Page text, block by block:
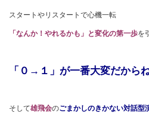
スタートやリスタートで心機一転
「なんか！やれるかも」と変化の第一歩を
「０→１」が一番大変だからね
そして雄飛会のごまかしのきかない対話型